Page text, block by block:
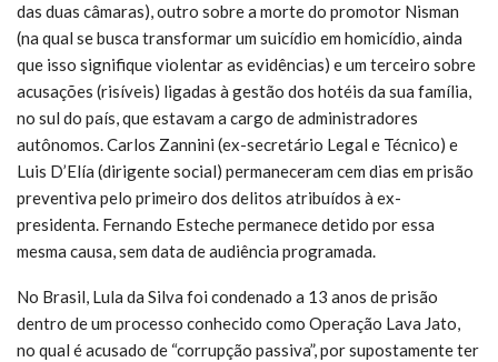
das duas câmaras), outro sobre a morte do promotor Nisman
(na qual se busca transformar um suicídio em homicídio, ainda
que isso signifique violentar as evidências) e um terceiro sobre
acusações (risíveis) ligadas à gestão dos hotéis da sua família,
no sul do país, que estavam a cargo de administradores
autônomos. Carlos Zannini (ex-secretário Legal e Técnico) e
Luis D’Elía (dirigente social) permaneceram cem dias em prisão
preventiva pelo primeiro dos delitos atribuídos à ex-
presidenta. Fernando Esteche permanece detido por essa
mesma causa, sem data de audiência programada.
No Brasil, Lula da Silva foi condenado a 13 anos de prisão
dentro de um processo conhecido como Operação Lava Jato,
no qual é acusado de “corrupção passiva”, por supostamente ter